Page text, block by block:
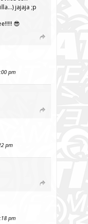
jajaja ;p
😎
pm
pm
pm